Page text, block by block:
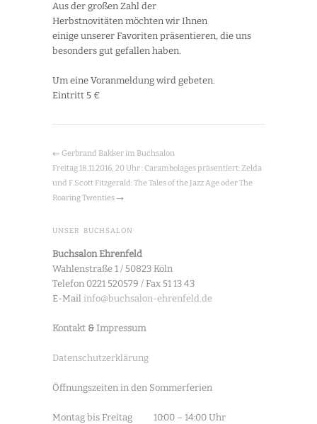
Aus der großen Zahl der
Herbstnovitäten möchten wir Ihnen
einige unserer Favoriten präsentieren, die uns
besonders gut gefallen haben.
Um eine Voranmeldung wird gebeten.
Eintritt 5 €
← Gerbrand Bakker im Buchsalon
Freitag 18.11.2016, 20 Uhr : Carambolages präsentiert: Zelda
und F.Scott Fitzgerald: The Tales of the Jazz Age oder The
Roaring Twenties →
UNSER BUCHSALON
Buchsalon Ehrenfeld
Wahlenstraße 1 / 50823 Köln
Telefon 0221 520579 / Fax 51 13 43
E-Mail info@buchsalon-ehrenfeld.de
Kontakt & Impressum
Datenschutzerklärung
Öffnungszeiten in den Sommerferien
Montag bis Freitag 10:00 – 14:00 Uhr